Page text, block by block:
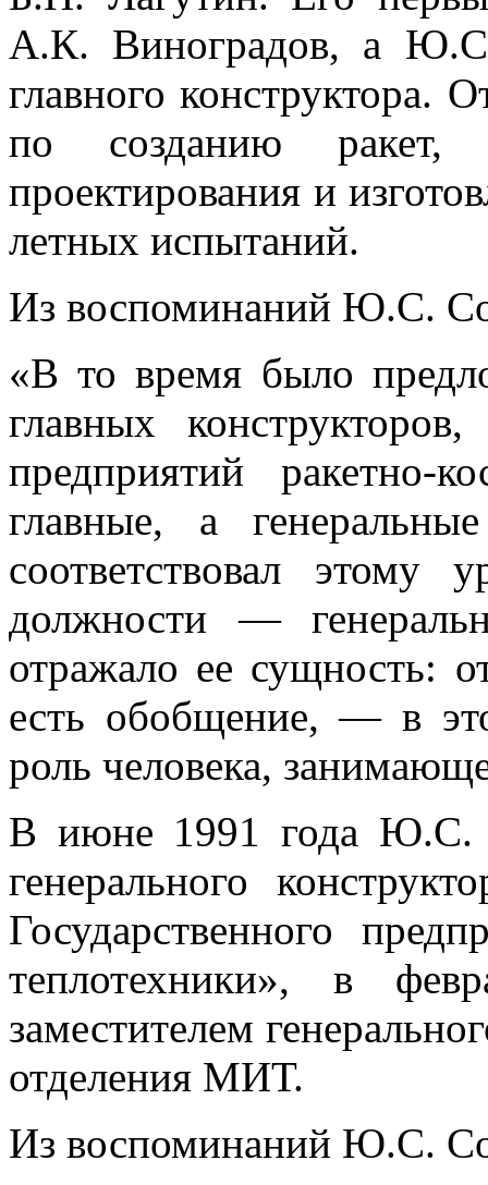
А.К. Виноградов, а
главного конструктора.
по созданию
проектирования и
летных испытаний.
Из воспоминаний Ю.С.
«В то время было
главных
предприятий ракетно-
главные, а
соответствовал
должности —
отражало ее сущность:
есть обобщение, — в
роль человека,
В июне 1991 года Ю.С.
генерального
Государственного
теплотехники», в
заместителем
отделения МИТ.
Из воспоминаний Ю.С.